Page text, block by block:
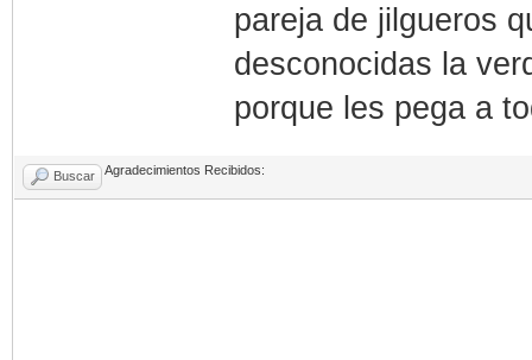
pareja de jilgueros
desconocidas la
porque les pega a
Buscar Agradecimientos Recibidos: